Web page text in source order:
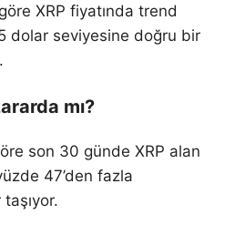
XRP fiyatında trend
dolar seviyesine doğru bir
mı?
son 30 günde XRP alan
47’den fazla